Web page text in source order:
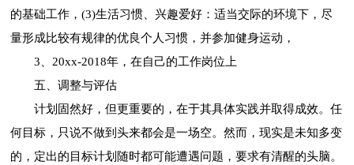
的基础工作，(3)生活习惯、兴趣爱好：适当交际的环境下，尽
量形成比较有规律的优良个人习惯，并参加健身运动，
3、20xx-2018年，在自己的工作岗位上
五、调整与评估
计划固然好，但更重要的，在于其具体实践并取得成效。任
何目标，只说不做到头来都会是一场空。然而，现实是未知多变
的，定出的目标计划随时都可能遭遇问题，要求有清醒的头脑。